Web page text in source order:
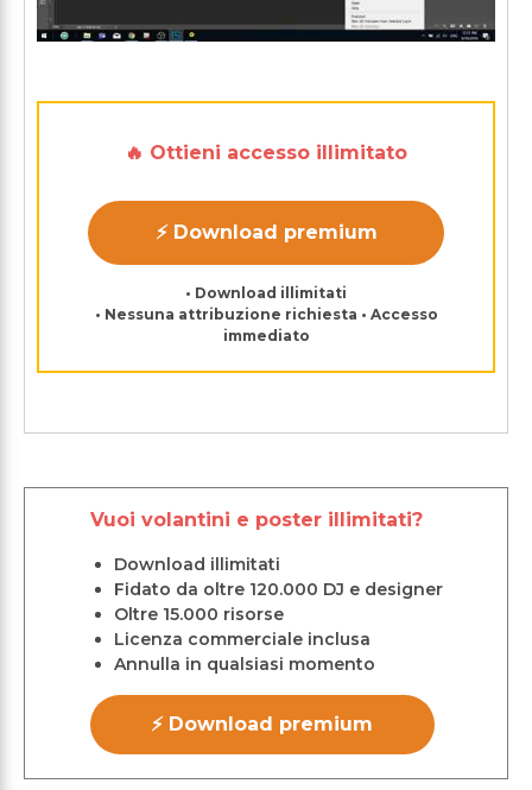
🔥 Ottieni accesso illimitato
⚡ Download premium
• Download illimitati
• Nessuna attribuzione richiesta • Accesso
immediato
Vuoi volantini e poster illimitati?
Download illimitati
Fidato da oltre 120.000 DJ e designer
Oltre 15.000 risorse
Licenza commerciale inclusa
Annulla in qualsiasi momento
⚡ Download premium